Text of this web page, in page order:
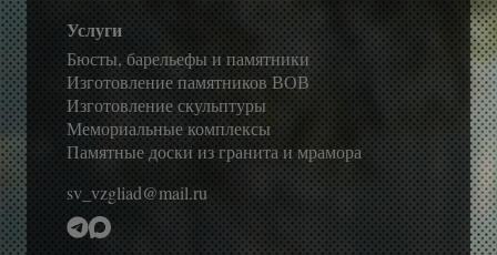
Услуги
Бюсты, барельефы и памятники
Изготовление памятников ВОВ
Изготовление скульптуры
Мемориальные комплексы
Памятные доски из гранита и мрамора
sv_vzgliad@mail.ru